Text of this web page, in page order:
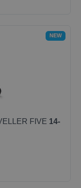
NEW
FIVE 14-